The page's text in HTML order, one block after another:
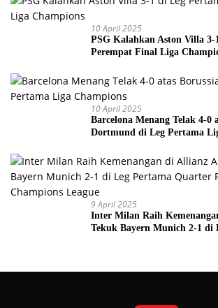
10 April 2025
PSG Kalahkan Aston Villa 3-
Perempat Final Liga
10 April 2025
Barcelona Menang Telak 4-0
Dortmund di Leg Pertama
9 April 2025
Inter Milan Raih
Tekuk Bayern Munich 2-1 di